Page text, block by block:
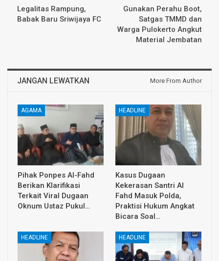
Legalitas Rampung,
Babak Baru Sriwijaya FC
Gunakan Perahu Boot,
Satgas TMMD dan
Warga Pulokerto Angkut
Material Jembatan
JANGAN LEWATKAN More From Author
AGAMA
Pihak Ponpes Al-Fahd
Berikan Klarifikasi
Terkait Viral Dugaan
Oknum Ustaz Pukul…
HEADLINE
Kasus Dugaan
Kekerasan Santri Al
Fahd Masuk Polda,
Praktisi Hukum Angkat
Bicara Soal…
HEADLINE HEADLINE